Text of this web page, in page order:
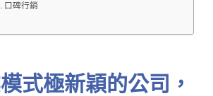
口碑行銷
式極新穎的公司，